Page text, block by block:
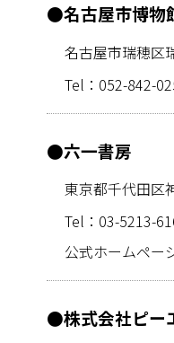
●名古屋市博物
名古屋市瑞穂区
Tel：052-­842-­
●六一書房
東京都千代田区
Tel：03-­5213-­
公式ホームペー
●株式会社ピー